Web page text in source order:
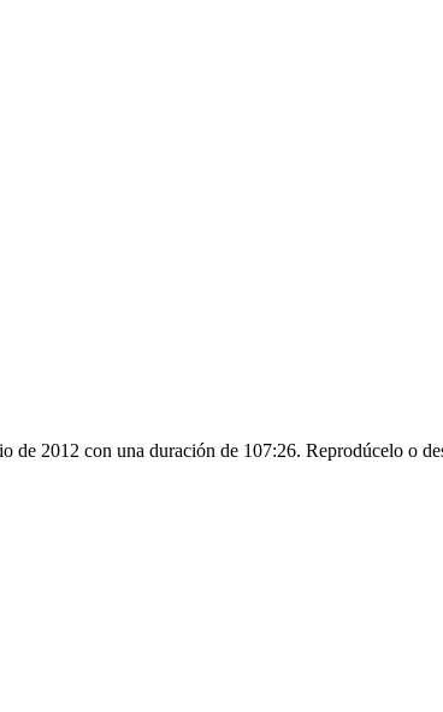
2012 con una duración de 107:26. Reprodúcelo o